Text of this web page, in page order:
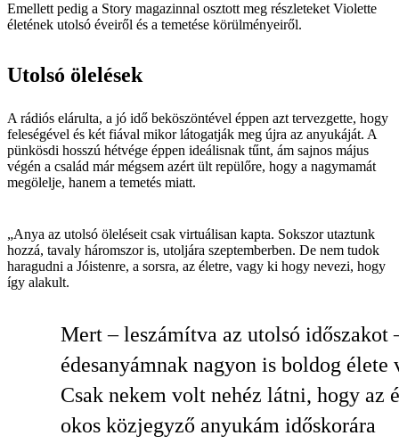
Emellett pedig a Story magazinnal osztott meg részleteket Violette
életének utolsó éveiről és a temetése körülményeiről.
Utolsó ölelések
A rádiós elárulta, a jó idő beköszöntével éppen azt tervezgette, hogy
feleségével és két fiával mikor látogatják meg újra az anyukáját. A
pünkösdi hosszú hétvége éppen ideálisnak tűnt, ám sajnos május
végén a család már mégsem azért ült repülőre, hogy a nagymamát
megölelje, hanem a temetés miatt.
„Anya az utolsó öleléseit csak virtuálisan kapta. Sokszor utaztunk
hozzá, tavaly háromszor is, utoljára szeptemberben. De nem tudok
haragudni a Jóistenre, a sorsra, az életre, vagy ki hogy nevezi, hogy
így alakult.
Mert – leszámítva az utolsó időszakot
édesanyámnak nagyon is boldog élete
Csak nekem volt nehéz látni, hogy az
okos közjegyző anyukám időskorára